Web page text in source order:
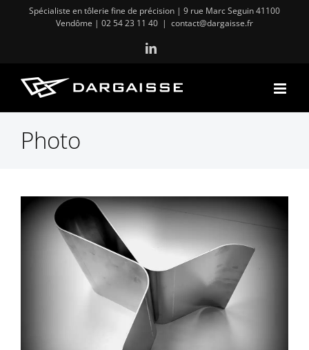
PasserSpécialiste en tôlerie fine de précision | 9 rue Marc Seguin 41100
Vendôme | 02 54 23 11 40 | contact@dargaisse.fr
LinkedIn
Photo